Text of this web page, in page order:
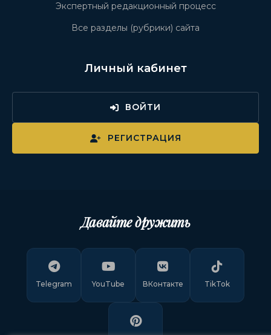
Экспертный редакционный процесс
Все разделы (рубрики) сайта
Личный кабинет
ВОЙТИ
РЕГИСТРАЦИЯ
Давайте дружить
Telegram YouTube ВКонтакте TikTok